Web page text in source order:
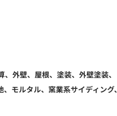
外壁、屋根、塗装、外壁塗装、
モルタル、窯業系サイディング、